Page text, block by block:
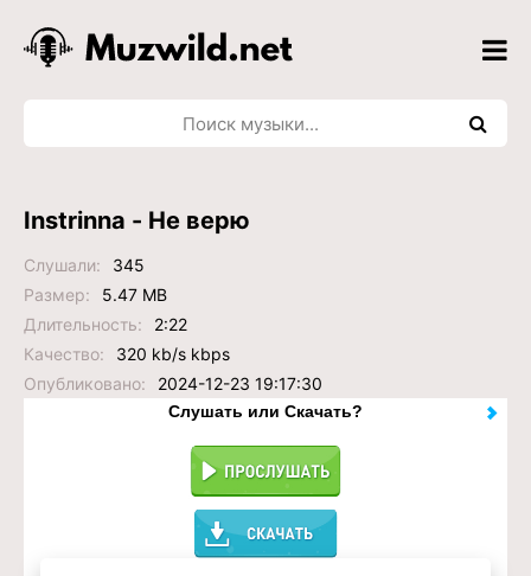
Instrinna - Не верю
Слушали:
345
Размер:
5.47 MB
Длительность:
2:22
Качество:
320 kb/s kbps
Опубликовано:
2024-12-23 19:17:30
Слушать или Скачать?